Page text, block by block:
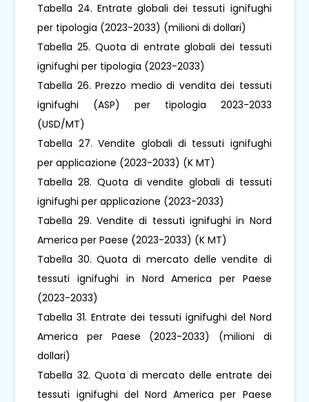
Tabella 24. Entrate globali dei tessuti ignifughi
per tipologia (2023-2033) (milioni di dollari)
Tabella 25. Quota di entrate globali dei tessuti
ignifughi per tipologia (2023-2033)
Tabella 26. Prezzo medio di vendita dei tessuti
ignifughi (ASP) per tipologia 2023-2033
(USD/MT)
Tabella 27. Vendite globali di tessuti ignifughi
per applicazione (2023-2033) (K MT)
Tabella 28. Quota di vendite globali di tessuti
ignifughi per applicazione (2023-2033)
Tabella 29. Vendite di tessuti ignifughi in Nord
America per Paese (2023-2033) (K MT)
Tabella 30. Quota di mercato delle vendite di
tessuti ignifughi in Nord America per Paese
(2023-2033)
Tabella 31. Entrate dei tessuti ignifughi del Nord
America per Paese (2023-2033) (milioni di
dollari)
Tabella 32. Quota di mercato delle entrate dei
tessuti ignifughi del Nord America per Paese